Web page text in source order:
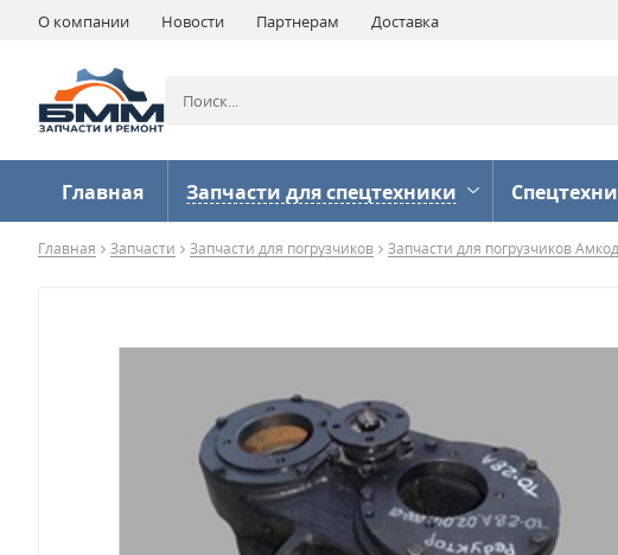
О компании Новости Партнерам Доставка
Главная Запчасти для спецтехники
Главная Запчасти Запчасти для погрузчиков Запчасти для погрузчиков